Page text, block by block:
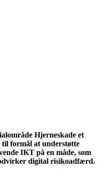
Hjerneskade et
formål at understøtte
IKT på en måde, som
digital risikoadfærd.